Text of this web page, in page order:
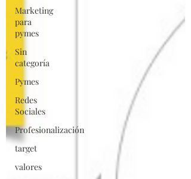
Marketing
para
pymes
Sin
categoría
Pymes
Redes
Sociales
Profesionalización
target
valores